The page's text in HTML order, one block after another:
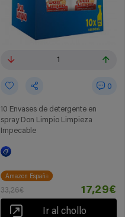
1
0
10 Envases de detergente en
spray Don Limpio Limpieza
Impecable
Amazon España
33,26€ 17,29€
Ir al chollo